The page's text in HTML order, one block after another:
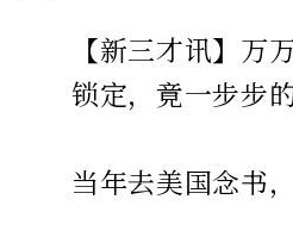
【新三才讯】
锁定，竟一步步
当年去美国念书